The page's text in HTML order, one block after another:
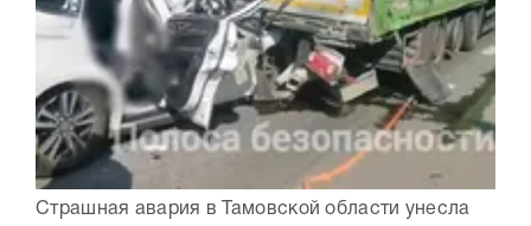
Страшная авария в Тамовской области унесла